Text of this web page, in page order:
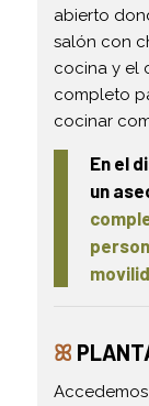
abierto
salón con
cocina y el
completo
cocinar
En el
un
ꕤ